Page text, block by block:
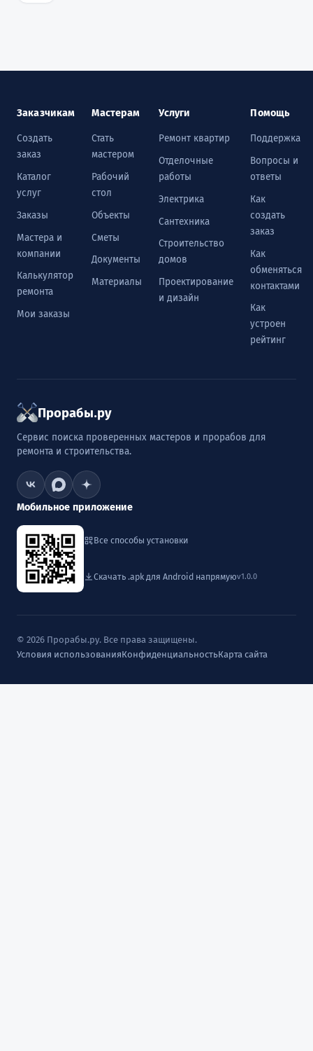
Заказчикам
Создать
заказ
Каталог
услуг
Заказы
Мастера и
компании
Калькулятор
ремонта
Мои заказы
Мастерам
Стать
мастером
Рабочий
стол
Объекты
Сметы
Документы
Материалы
Услуги
Ремонт квартир
Отделочные
работы
Электрика
Сантехника
Строительство
домов
Проектирование
и дизайн
Помощь
Поддержка
Вопросы и
ответы
Как
создать
заказ
Как
обменяться
контактами
Как
устроен
рейтинг
Прорабы.ру
Сервис поиска проверенных мастеров и прорабов для
ремонта и строительства.
Мобильное приложение
Все способы установки
Скачать .apk для Android напрямуюv1.0.0
© 2026 Прорабы.ру. Все права защищены.
Условия использованияКонфиденциальностьКарта сайта